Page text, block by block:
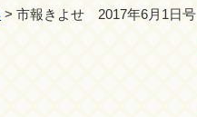
> 市報きよせ 2017年6月1日号